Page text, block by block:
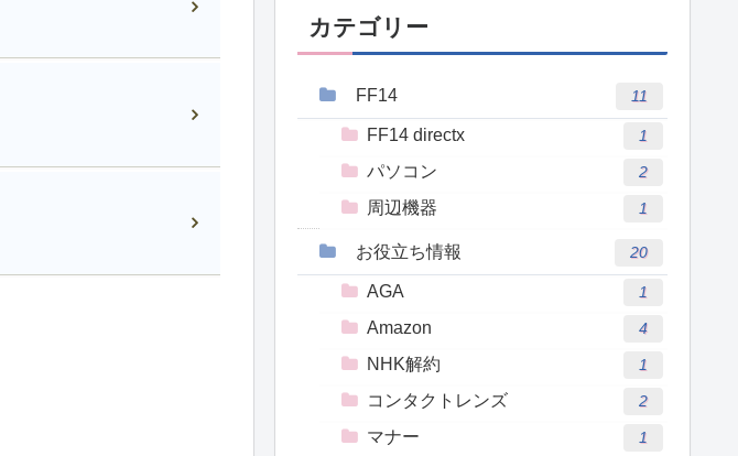
カテゴリー
FF14 11
FF14 directx 1
パソコン 2
周辺機器 1
お役立ち情報 20
AGA 1
Amazon 4
NHK解約 1
コンタクトレンズ 2
マナー 1